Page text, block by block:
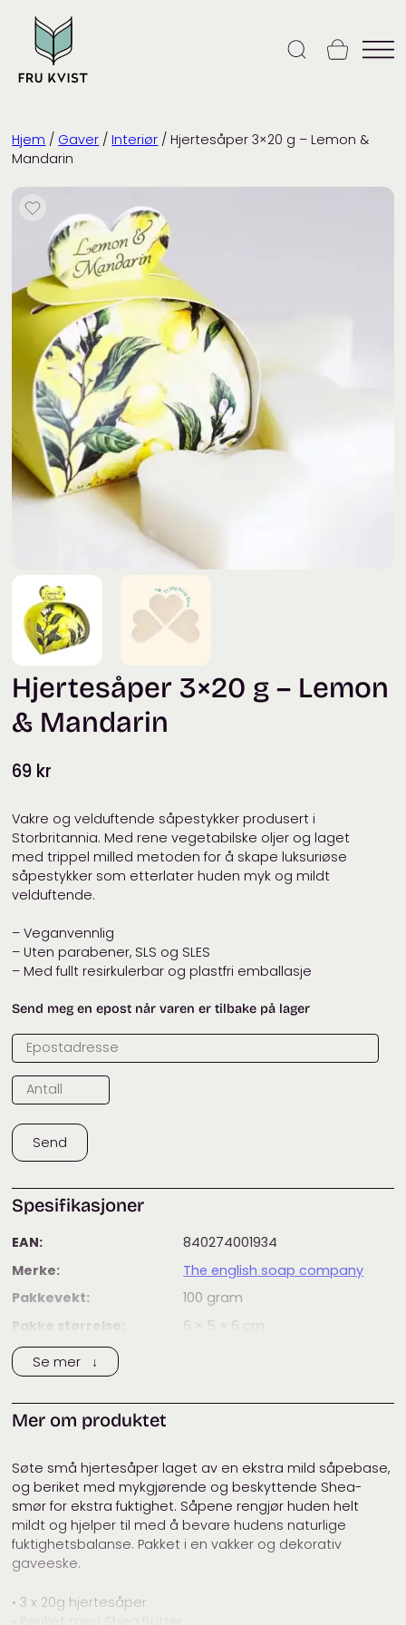
content
Hjem / Gaver / Interiør / Hjertesåper 3×20 g – Lemon &
Mandarin
Hjertesåper 3×20 g – Lemon
& Mandarin
69 kr
Vakre og velduftende såpestykker produsert i
Storbritannia. Med rene vegetabilske oljer og laget
med trippel milled metoden for å skape luksuriøse
såpestykker som etterlater huden myk og mildt
velduftende.
– Veganvennlig
– Uten parabener, SLS og SLES
– Med fullt resirkulerbar og plastfri emballasje
Send meg en epost når varen er tilbake på lager
Send
Spesifikasjoner
EAN:
840274001934
Merke:
The english soap company
Pakkevekt:
100 gram
Pakke størrelse:
6 × 5 × 6 cm
Kategorier:
Se mer ↓
Mer om produktet
Søte små hjertesåper laget av en ekstra mild såpebase,
og beriket med mykgjørende og beskyttende Shea-
smør for ekstra fuktighet. Såpene rengjør huden helt
mildt og hjelper til med å bevare hudens naturlige
fuktighetsbalanse. Pakket i en vakker og dekorativ
gaveeske.
• 3 x 20g hjertesåper
• Beriket med Shea Butter